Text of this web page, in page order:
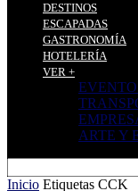
DESTINOS
ESCAPADAS
GASTRONOMÍA
HOTELERÍA
VER +
ARTE Y
Inicio Etiquetas CCK